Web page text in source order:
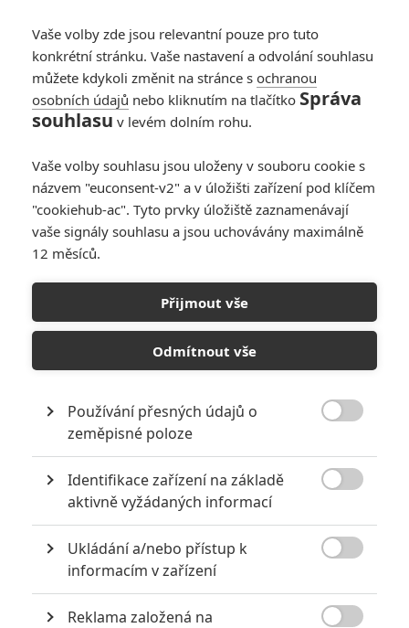
PŘIDAT NOVÝ KOMENTÁŘ
Pro psaní komentářů, se přihlašte.
RECENZE FILMŮ
10
Recenze: Zcela výjimečná Gerta
Schnirch nebarví hnus českých dějin
narůžovo
5
Recenze: Záhada strašidelného
8 Recenze: Občanská válka
6
Recenze: Godzilla x Kong: Nové
impérium
8 Recenze: Opičí muž
Vaše volby zde jsou relevantní pouze pro tuto
konkrétní stránku. Vaše nastavení a odvolání souhlasu
můžete kdykoli změnit na stránce s ochranou
osobních údajů nebo kliknutím na tlačítko Správa
souhlasu v levém dolním rohu.
Vaše volby souhlasu jsou uloženy v souboru cookie s
názvem "euconsent-v2" a v úložišti zařízení pod klíčem
"cookiehub-ac". Tyto prvky úložiště zaznamenávají
vaše signály souhlasu a jsou uchovávány maximálně
12 měsíců.
Přijmout vše
Odmítnout vše
Používání přesných údajů o
zeměpisné poloze
Identifikace zařízení na základě
aktivně vyžádaných informací
Ukládání a/nebo přístup k
informacím v zařízení
Reklama založená na